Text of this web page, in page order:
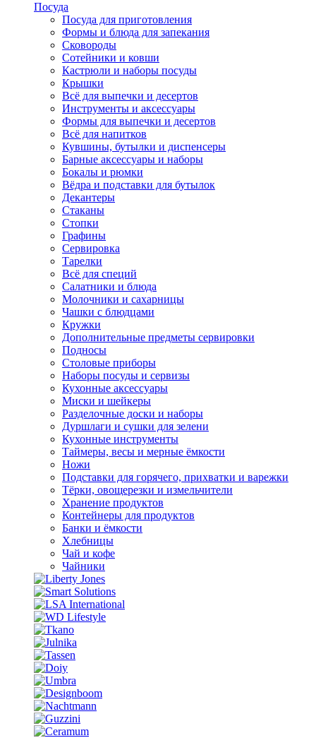
Посуда
Посуда для приготовления
Формы и блюда для запекания
Сковороды
Сотейники и ковши
Кастрюли и наборы посуды
Крышки
Всё для выпечки и десертов
Инструменты и аксессуары
Формы для выпечки и десертов
Всё для напитков
Кувшины, бутылки и диспенсеры
Барные аксессуары и наборы
Бокалы и рюмки
Вёдра и подставки для бутылок
Декантеры
Стаканы
Стопки
Графины
Сервировка
Тарелки
Всё для специй
Салатники и блюда
Молочники и сахарницы
Чашки с блюдцами
Кружки
Дополнительные предметы сервировки
Подносы
Столовые приборы
Наборы посуды и сервизы
Кухонные аксессуары
Миски и шейкеры
Разделочные доски и наборы
Дуршлаги и сушки для зелени
Кухонные инструменты
Таймеры, весы и мерные ёмкости
Ножи
Подставки для горячего, прихватки и варежки
Тёрки, овощерезки и измельчители
Хранение продуктов
Контейнеры для продуктов
Банки и ёмкости
Хлебницы
Чай и кофе
Чайники